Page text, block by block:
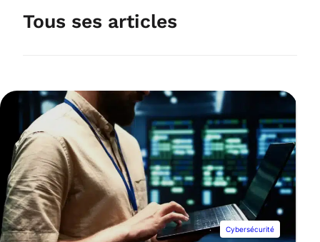
Tous ses articles
Cybersécurité